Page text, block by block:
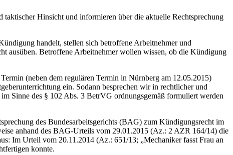
Hinsicht und informieren über die aktuelle Rechtsprechung
handelt, stellen sich betroffene Arbeitnehmer und
ausüben. Betroffene Arbeitnehmer wollen wissen, ob die Kündigung
(neben dem regulären Termin in Nürnberg am 12.05.2015)
ein. Sodann besprechen wir in rechtlicher und
Sinne des § 102 Abs. 3 BetrVG ordnungsgemäß formuliert werden
des Bundesarbeitsgerichts (BAG) zum Kündigungsrecht im
anhand des BAG-Urteils vom 29.01.2015 (Az.: 2 AZR 164/14) die
Im Urteil vom 20.11.2014 (Az.: 651/13; „Mechaniker fasst Frau an
konnte.